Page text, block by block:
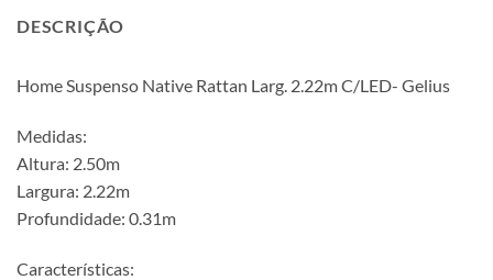
DESCRIÇÃO
Home Suspenso Native Rattan Larg. 2.22m C/LED- Gelius
Medidas:
Altura: 2.50m
Largura: 2.22m
Profundidade: 0.31m
Características: